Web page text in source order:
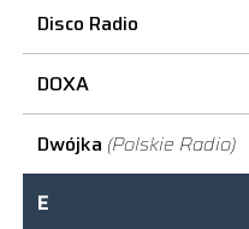
Disco Radio
DOXA
Dwójka (Polskie Radio)
E